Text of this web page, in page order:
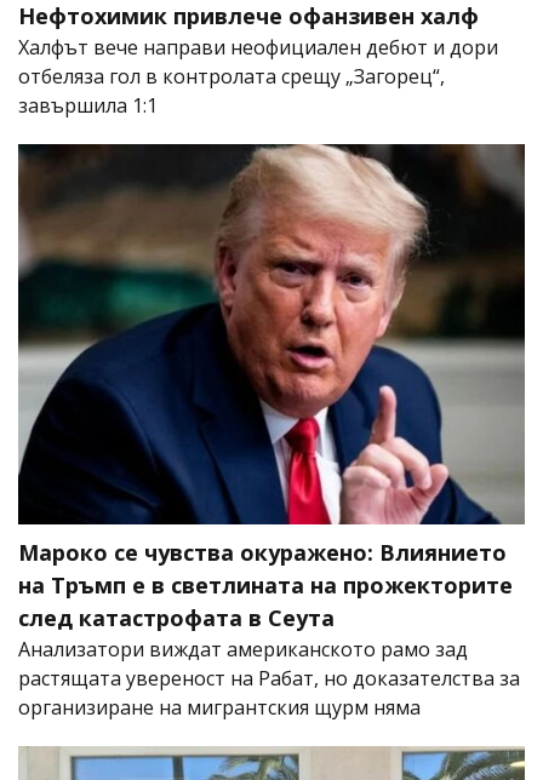
Нефтохимик привлече офанзивен халф
Халфът вече направи неофициален дебют и дори
отбеляза гол в контролата срещу „Загорец“,
завършила 1:1
Мароко се чувства окуражено: Влиянието
на Тръмп е в светлината на прожекторите
след катастрофата в Сеута
Анализатори виждат американското рамо зад
растящата увереност на Рабат, но доказателства за
организиране на мигрантския щурм няма